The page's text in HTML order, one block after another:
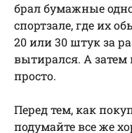
брал бумажные
спортзале, где их
20 или 30 штук за
вытирался. А
просто.
Перед тем, как
подумайте все же